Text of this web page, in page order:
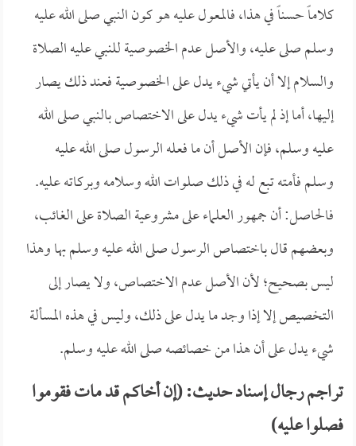
كلاماً حسناً في هذا، فالمعول عليه هو كون النبي صلى الله عليه
وسلم صلى عليه، والأصل عدم الخصوصية للنبي عليه الصلاة
والسلام إلا أن يأتي شيء يدل على الخصوصية فعند ذلك يصار
إليها، أما إذ لم يأت شيء يدل على الاختصاص بالنبي صلى الله
عليه وسلم، فإن الأصل أن ما فعله الرسول صلى الله عليه
وسلم فأمته تبع له في ذلك صلوات الله وسلامه وبركاته عليه.
فالحاصل: أن جمهور العلماء على مشروعية الصلاة على الغائب،
وبعضهم قال باختصاص الرسول صلى الله عليه وسلم بها وهذا
ليس بصحيح؛ لأن الأصل عدم الاختصاص، ولا يصار إلى
التخصيص إلا إذا وجد ما يدل على ذلك، وليس في هذه المسألة
شيء يدل على أن هذا من خصائصه صلى الله عليه وسلم.
تراجم رجال إسناد حديث: (إن أخاكم قد مات فقوموا
فصلوا عليه)